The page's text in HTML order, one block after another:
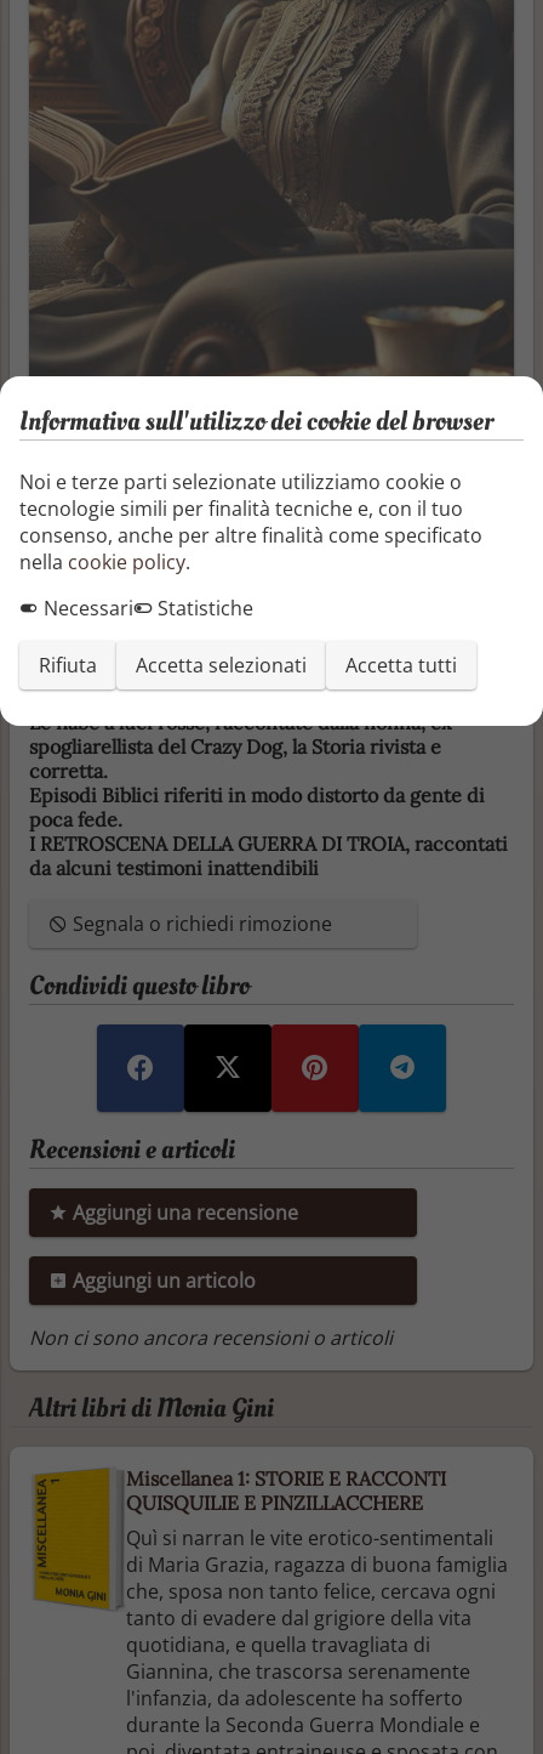
Autore
Monia Gini
Pubblicazione
Il Terzo libro della serie MISCELLANEA: di tutto un
po'.
Le fiabe a luci rosse, raccontate dalla nonna, ex
spogliarellista del Crazy Dog, la Storia rivista e
corretta.
Episodi Biblici riferiti in modo distorto da gente di
poca fede.
I RETROSCENA DELLA GUERRA DI TROIA, raccontati
da alcuni testimoni inattendibili
Segnala o richiedi rimozione
Condividi questo libro
Recensioni e articoli
Aggiungi una recensione
Aggiungi un articolo
Non ci sono ancora recensioni o articoli
Altri libri di Monia Gini
Miscellanea 1: STORIE E RACCONTI
QUISQUILIE E PINZILLACCHERE
Quì si narran le vite erotico-sentimentali
di Maria Grazia, ragazza di buona famiglia
che, sposa non tanto felice, cercava ogni
tanto di evadere dal grigiore della vita
quotidiana, e quella travagliata di
Giannina, che trascorsa serenamente
l'infanzia, da adolescente ha sofferto
durante la Seconda Guerra Mondiale e
Informativa sull'utilizzo dei cookie del browser
Noi e terze parti selezionate utilizziamo cookie o
tecnologie simili per finalità tecniche e, con il tuo
consenso, anche per altre finalità come specificato
nella cookie policy.
Necessari
Statistiche
Rifiuta Accetta selezionati Accetta tutti